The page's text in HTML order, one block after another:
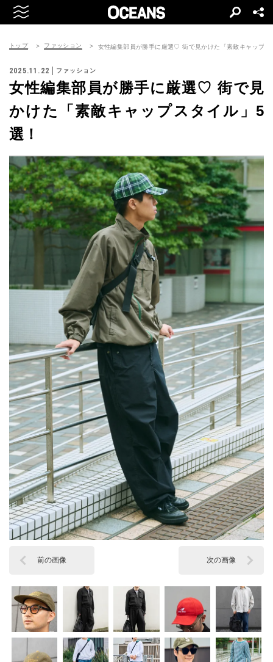
トップ ファッション 女性編集部員が勝手に厳選♡ 街で見かけた「素敵キャップス
2025.11.22 ファッション
女性編集部員が勝手に厳選♡ 街で見
かけた「素敵キャップスタイル」5
選！
前の画像 次の画像